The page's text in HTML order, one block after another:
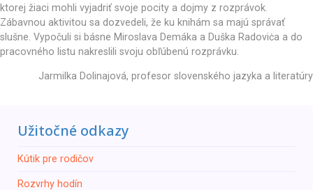
ktorej žiaci mohli vyjadriť svoje pocity a dojmy z rozprávok.
Zábavnou aktivitou sa dozvedeli, že ku knihám sa majú správať
slušne. Vypočuli si básne Miroslava Demáka a Duška Radoviċa a do
pracovného listu nakreslili svoju obľúbenú rozprávku.
Jarmilka Dolinajová, profesor slovenského jazyka a literatúry
Užitočné odkazy
Кútik pre rodičov
Rozvrhy hodín